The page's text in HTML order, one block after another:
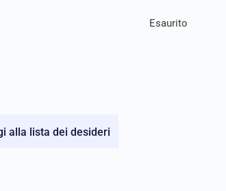
Esaurito
alla lista dei desideri